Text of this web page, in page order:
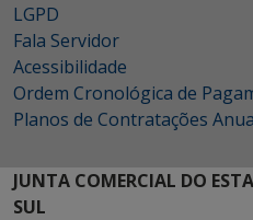
LGPD
Fala Servidor
Acessibilidade
Ordem Cronológica de
Planos de Contratações
JUNTA COMERCIAL DO
SUL